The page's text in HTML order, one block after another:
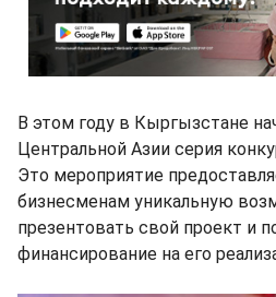
В этом году в Кыргызстане
Центральной Азии серия
Это мероприятие
бизнесменам уникальную
презентовать свой проект и
финансирование на его